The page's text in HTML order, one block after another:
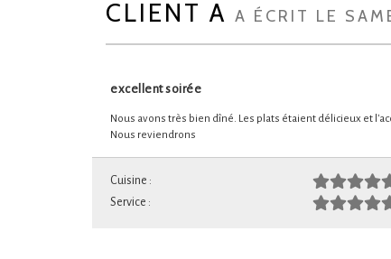
CLIENT A A ÉCRIT LE
excellent soirée
Nous avons très bien dîné. Les plats étaient délicieux et
Nous reviendrons
Cuisine :
Service :